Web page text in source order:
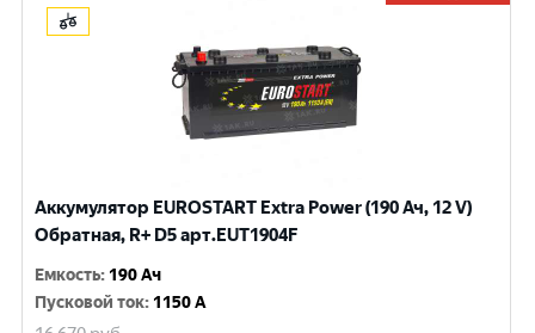
Аккумулятор EUROSTART Extra Power (190 Ач, 12 V)
Обратная, R+ D5 арт.EUT1904F
Емкость: 190 Ач
Пусковой ток: 1150 A